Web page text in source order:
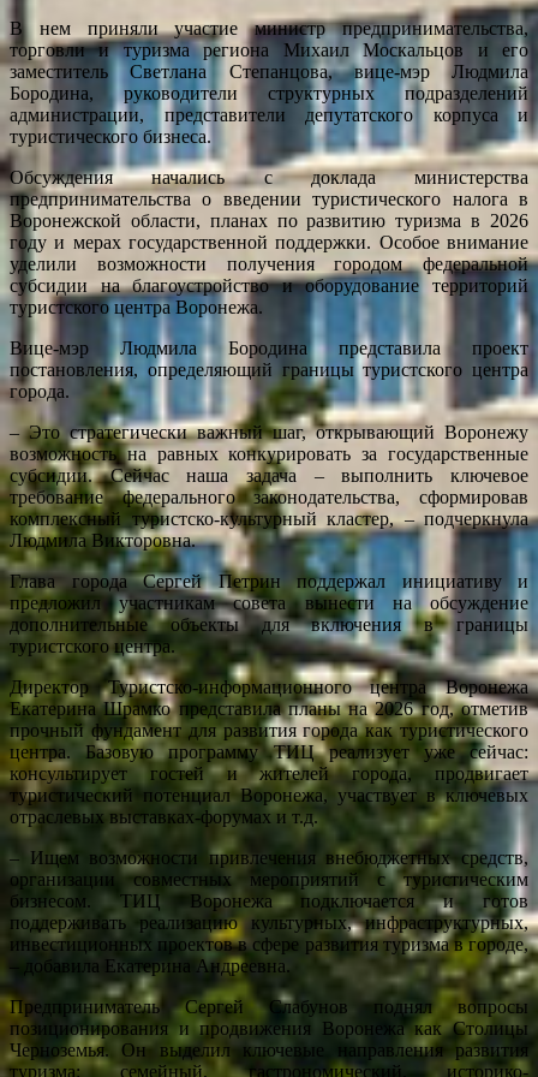
в
В нем приняли участие министр предпринимательства,
торговли и туризма региона Михаил Москальцов и его
заместитель Светлана Степанцова, вице-мэр Людмила
Бородина, руководители структурных подразделений
администрации, представители депутатского корпуса и
туристического бизнеса.
Обсуждения начались с доклада министерства
предпринимательства о введении туристического налога в
Воронежской области, планах по развитию туризма в 2026
году и мерах государственной поддержки. Особое внимание
уделили возможности получения городом федеральной
субсидии на благоустройство и оборудование территорий
туристского центра Воронежа.
Вице-мэр Людмила Бородина представила проект
постановления, определяющий границы туристского центра
города.
– Это стратегически важный шаг, открывающий Воронежу
возможность на равных конкурировать за государственные
субсидии. Сейчас наша задача – выполнить ключевое
требование федерального законодательства, сформировав
комплексный туристско-культурный кластер, – подчеркнула
Людмила Викторовна.
Глава города Сергей Петрин поддержал инициативу и
предложил участникам совета вынести на обсуждение
дополнительные объекты для включения в границы
туристского центра.
Директор Туристско-информационного центра Воронежа
Екатерина Шрамко представила планы на 2026 год, отметив
прочный фундамент для развития города как туристического
центра. Базовую программу ТИЦ реализует уже сейчас:
консультирует гостей и жителей города, продвигает
туристический потенциал Воронежа, участвует в ключевых
отраслевых выставках-форумах и т.д.
– Ищем возможности привлечения внебюджетных средств,
организации совместных мероприятий с туристическим
бизнесом. ТИЦ Воронежа подключается и готов
поддерживать реализацию культурных, инфраструктурных,
инвестиционных проектов в сфере развития туризма в городе,
– добавила Екатерина Андреевна.
Предприниматель Сергей Слабунов поднял вопросы
позиционирования и продвижения Воронежа как Столицы
Черноземья. Он выделил ключевые направления развития
туризма: семейный, гастрономический, историко-